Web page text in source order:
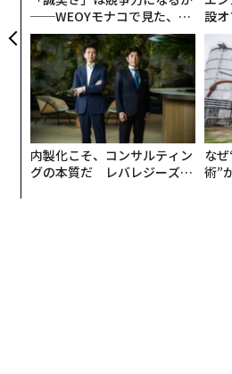
AIがChatGPTを開発するために
を訓練することに成功し、しか
出を規制している最高級のエヌ
ずに実現した。こうしたチップ
う事実が伝わったことで、エヌ
90億ドル（約89兆4500億円）も
大なリソースを必ずしも要しな
ったといえる。
──WEOYモナコで見た、く
ら寿司の経営哲学
設
が
が
内製化こそ、コンサルティン
グの本質だ レバレジーズが
な
術”